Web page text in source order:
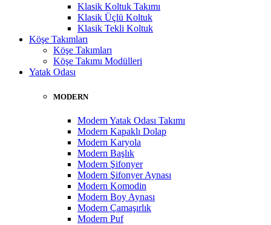
Klasik Koltuk Takımı
Klasik Üçlü Koltuk
Klasik Tekli Koltuk
Köşe Takımları
Köşe Takımları
Köşe Takımı Modülleri
Yatak Odası
MODERN
Modern Yatak Odası Takımı
Modern Kapaklı Dolap
Modern Karyola
Modern Başlık
Modern Şifonyer
Modern Şifonyer Aynası
Modern Komodin
Modern Boy Aynası
Modern Çamaşırlık
Modern Puf